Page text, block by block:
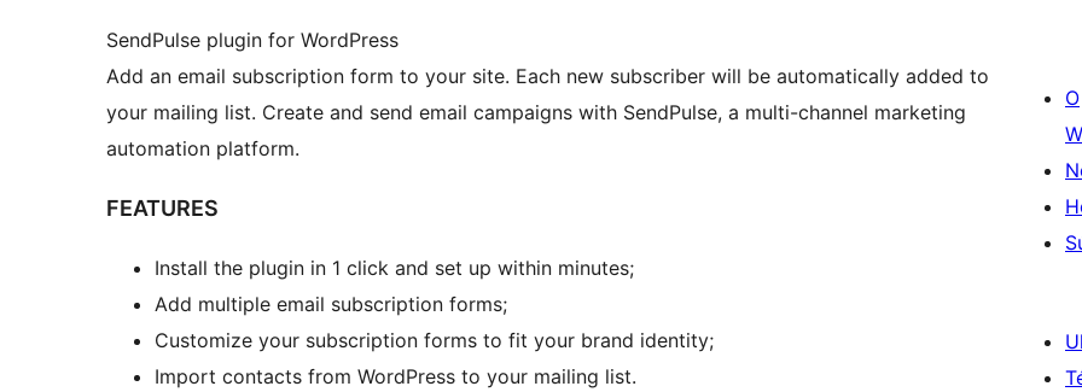
SendPulse plugin for WordPress
Add an email subscription form to your site. Each new subscriber will be automatically added to
your mailing list. Create and send email campaigns with SendPulse, a multi-channel marketing
automation platform.
FEATURES
Install the plugin in 1 click and set up within minutes;
Add multiple email subscription forms;
Customize your subscription forms to fit your brand identity;
Import contacts from WordPress to your mailing list.
O